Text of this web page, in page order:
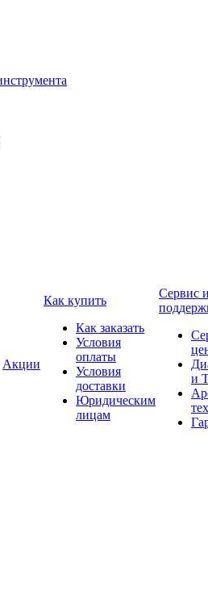
Акции
Как купить
Как заказать
Условия
оплаты
Условия
доставки
Юридическим
лицам
Сервис
и